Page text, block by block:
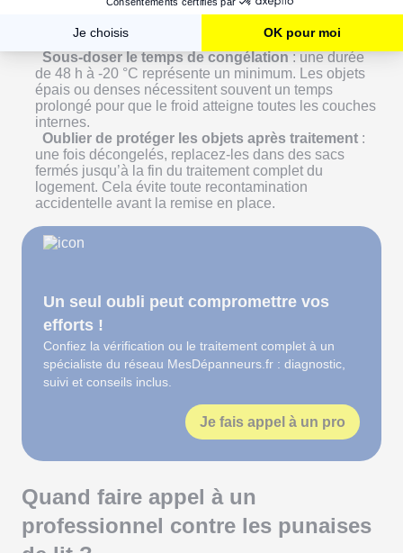
types d’éléments dans le même congélateur. Si
possible, utilisez un appareil distinct ou dédié
temporairement au traitement.
Sous-doser le temps de congélation : une durée
de 48 h à -20 °C représente un minimum. Les objets
épais ou denses nécessitent souvent un temps
prolongé pour que le froid atteigne toutes les couches
internes.
Oublier de protéger les objets après traitement :
une fois décongelés, replacez-les dans des sacs
fermés jusqu’à la fin du traitement complet du
logement. Cela évite toute recontamination
accidentelle avant la remise en place.
Un seul oubli peut compromettre vos
efforts !
Confiez la vérification ou le traitement complet à un
spécialiste du réseau MesDépanneurs.fr : diagnostic,
suivi et conseils inclus.
Je fais appel à un pro
Quand faire appel à un
professionnel contre les punaises